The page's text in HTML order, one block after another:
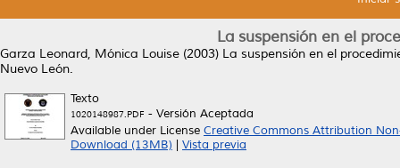
La suspensión en el
Garza Leonard, Mónica Louise (2003) La suspensión en el
Nuevo León.
Texto
1020148987.PDF - Versión Aceptada
Available under License Creative Commons Attribution
Download (13MB)
Vista previa